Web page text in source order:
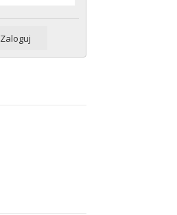
Zaloguj